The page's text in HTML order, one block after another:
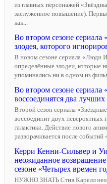
из главных персонажей
заслуженное повышение).
как...
Во втором сезоне
злодея, которого
В новом сезоне сериала «Люди
определённые злодеи, которые
упоминались ни в одном из
Во втором сезоне сериала
воссоединятся два
Второй сезон сериала
воссоединит двух невероятных
галактики. Действие нового
разворачивается после событий
Керри Кенни-Сильвер и
неожиданное
сезоне «Четырех времен
НУЖНО ЗНАТЬ Стив Карелл